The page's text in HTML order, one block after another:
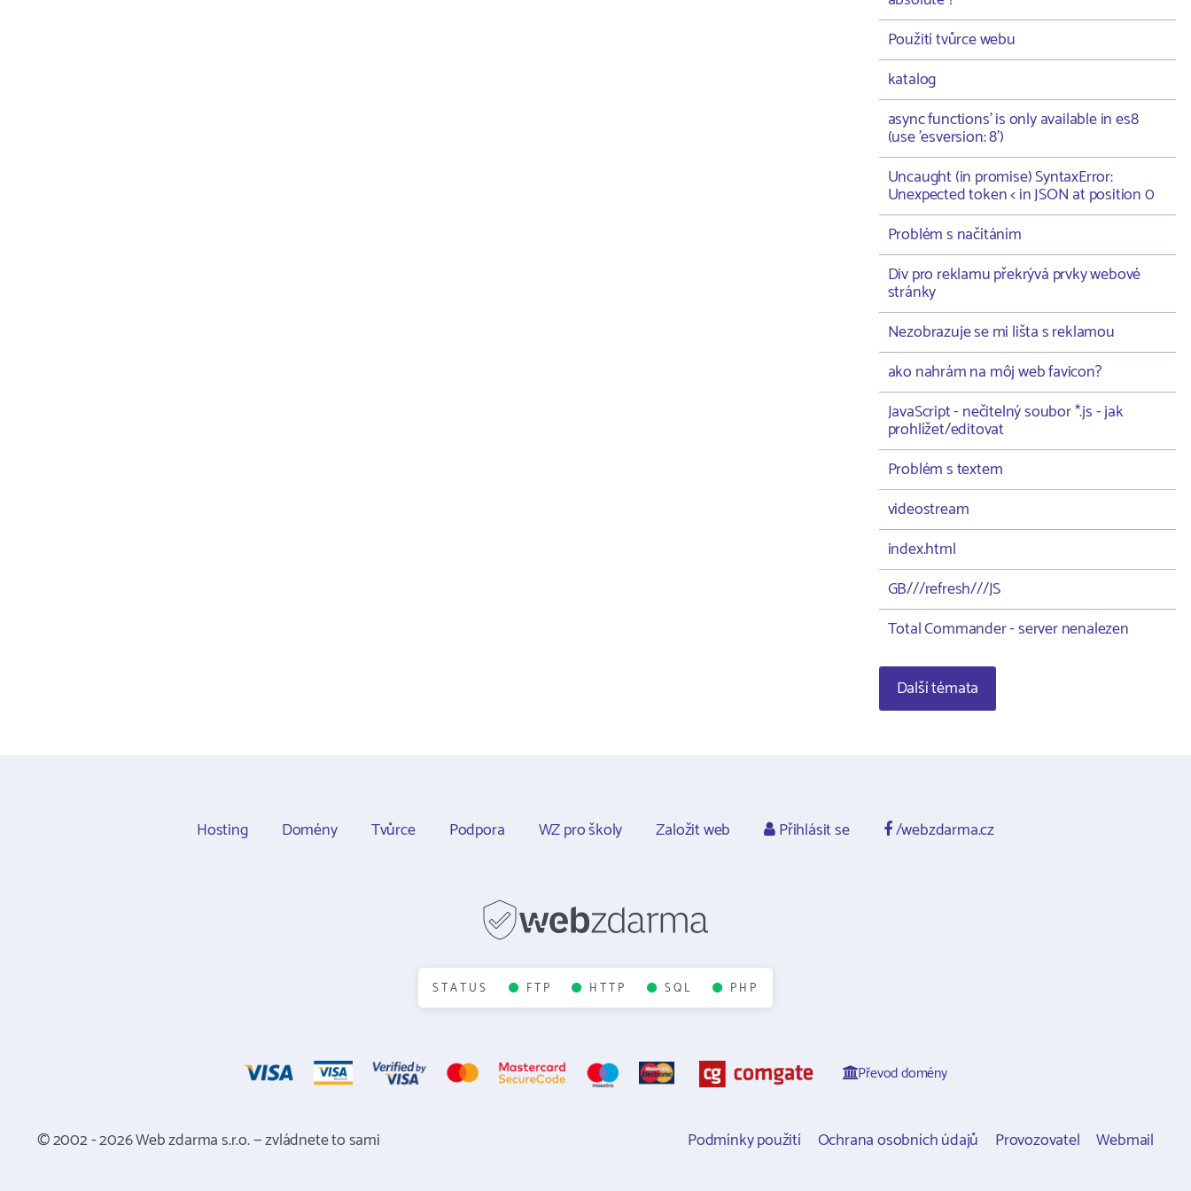
Použití tvůrce webu
katalog
async functions' is only available in es8
(use 'esversion: 8')
Uncaught (in promise) SyntaxError:
Unexpected token < in JSON at position 0
Problém s načítáním
Div pro reklamu překrývá prvky webové
stránky
Nezobrazuje se mi lišta s reklamou
ako nahrám na môj web favicon?
JavaScript - nečitelný soubor *.js - jak
prohlížet/editovat
Problém s textem
videostream
index.html
GB///refresh///JS
Total Commander - server nenalezen
Další témata
Hosting Domény Tvůrce Podpora WZ pro školy Založit web Přihlásit se /webzdarma.cz
STATUS FTP HTTP SQL PHP
Převod domény
© 2002 - 2026 Web zdarma s.r.o. — zvládnete to sami Podmínky použití Ochrana osobních údajů Provozovatel Webmail